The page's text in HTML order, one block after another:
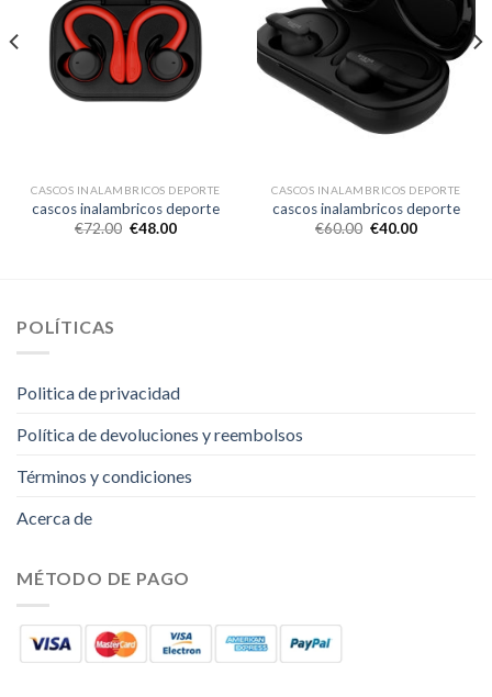
CASCOS INALAMBRICOS DEPORTE
cascos inalambricos deporte
€72.00 €48.00
CASCOS INALAMBRICOS DEPORTE
cascos inalambricos deporte
€60.00 €40.00
POLÍTICAS
Politica de privacidad
Política de devoluciones y reembolsos
Términos y condiciones
Acerca de
MÉTODO DE PAGO